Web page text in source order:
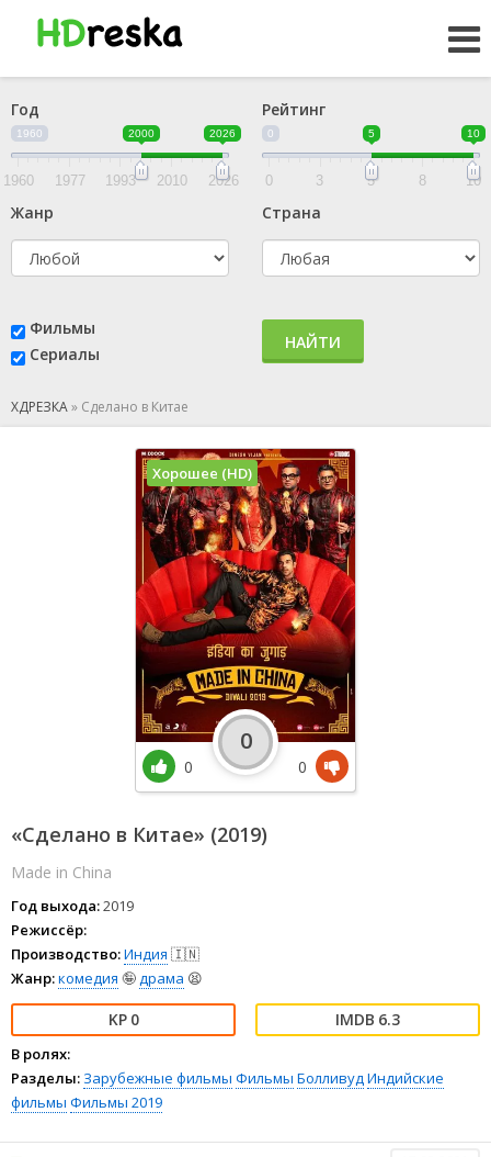
Год
1960 2000 2026
1960 1977 1993 2010 2026
Рейтинг
0 5 10
0 3 5 8 10
Жанр Страна
Фильмы
Сериалы
НАЙТИ
ХДРЕЗКА» Сделано в Китае
«Сделано в Китае» (2019)
Made in China
Год выхода:2019
Режиссёр:
Производство:Индия 🇮🇳
Жанр:комедия 🤪драма 😫
0 6.3
В ролях:
Разделы: Зарубежные фильмы Фильмы БолливудИндийские
фильмы Фильмы 2019
Хорошее (HD)
0
0
0